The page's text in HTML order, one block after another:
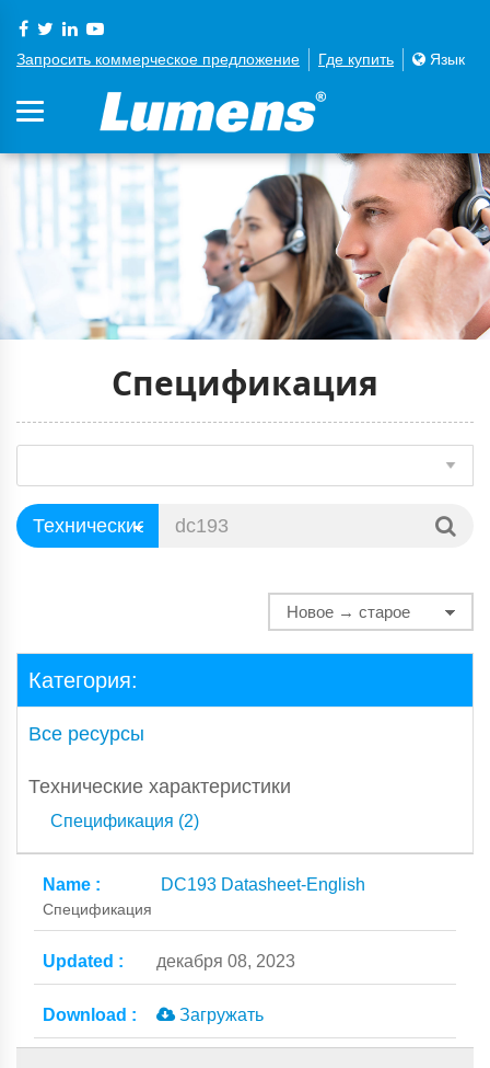
Запросить коммерческое предложение Где купить Язык
Спецификация
Категория:
Все ресурсы
Технические характеристики
Спецификация (2)
DC193 Datasheet-English
Спецификация
декабря 08, 2023
Загружать